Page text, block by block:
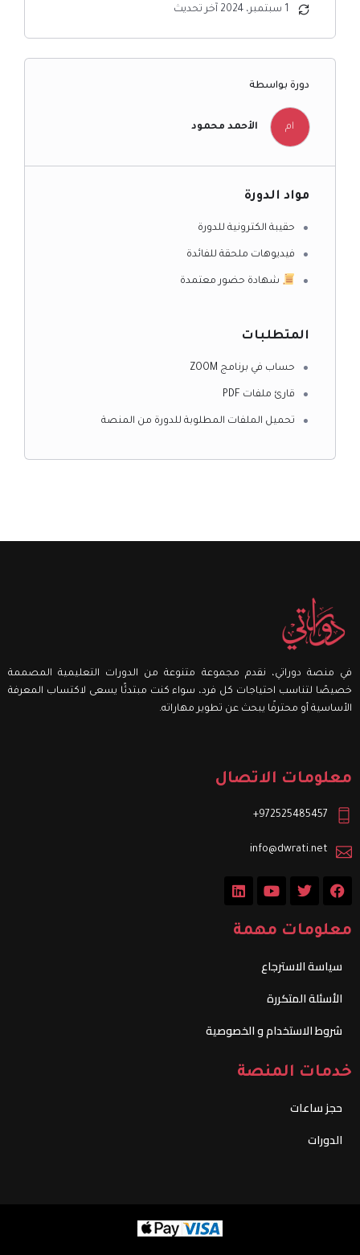
1 سبتمبر، 2024 آخر تحديث
دورة بواسطة
ام الأحمد محمود
مواد الدورة
حقيبة الكترونية للدورة
فيديوهات ملحقة للفائدة
شهادة حضور معتمدة
المتطلبات
حساب في برنامج ZOOM
قارئ ملفات PDF
تحميل الملفات المطلوبة للدورة من المنصة
في منصة دوراتي، نقدم مجموعة متنوعة من الدورات التعليمية المصممة
خصيصًا لتناسب احتياجات كل فرد، سواء كنت مبتدئًا يسعى لاكتساب المعرفة
الأساسية أو محترفًا يبحث عن تطوير مهاراته.
معلومات الاتصال
972525485457+
info@dwrati.net
a
b
o
w
t
t
r
o
u
e
i
k
e
معلومات مهمة
سياسة الاسترجاع
الأسئلة المتكررة
شروط الاستخدام و الخصوصية
خدمات المنصة
حجز ساعات
الدورات